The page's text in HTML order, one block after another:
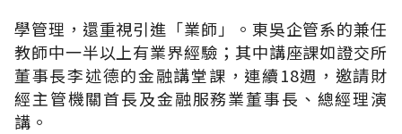
學管理，還重視引進「業師」。東吳企管系的兼任
教師中一半以上有業界經驗；其中講座課如證交所
董事長李述德的金融講堂課，連續18週，邀請財
經主管機關首長及金融服務業董事長、總經理演
講。